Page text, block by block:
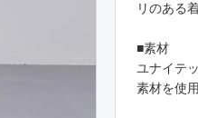
リのあ
■素材
ユナイテ
素材を使